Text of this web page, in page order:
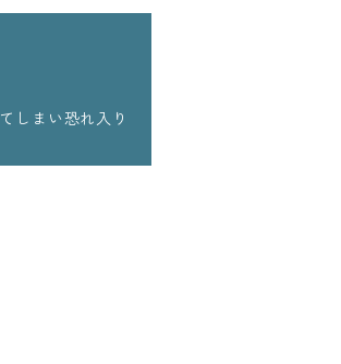
しまい恐れ入り